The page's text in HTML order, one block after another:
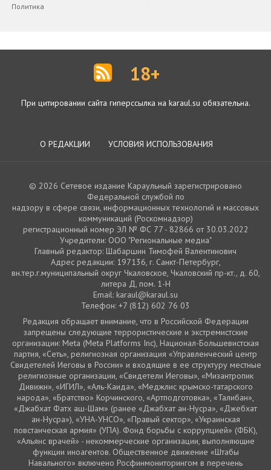
Политика
18+
При цитировании сайта гиперссылка на karaul.su обязательна.
О РЕДАКЦИИ УСЛОВИЯ ИСПОЛЬЗОВАНИЯ
© 2026 Сетевое издание Караульный зарегистрировано
Федеральной службой по
надзору в сфере связи, информационных технологий и массовых
коммуникаций (Роскомнадзор)
регистрационный номер ЭЛ № ФС 77 - 82866 от 30.03.2022
Учредители: ООО "Региональные медиа"
Главный редактор: Шабаршин Тимофей Валентинович
Адрес редакции: 197136, г. Санкт-Петербург,
вн.тер.г.муниципальный округ Чкаловское, Чкаловский пр-кт., д. 60,
литера Д, пом. 1-Н
Email: karaul@karaul.su
Телефон: +7 (812) 602 76 03
Редакция обращает внимание, что в Российской Федерации
запрещены следующие террористические и экстремистские
организации: Meta (Meta Platforms Inc), Национал-Большевистская
партия, «Сеть», религиозная организация «Управленческий центр
Свидетелей Иеговы в России» и входящие в ее структуру местные
религиозные организации, «Свидетели Иеговы», «Мизантропик
Дивижн», «ИГИЛ», «Аль-Каида», «Меджлис крымско-татарского
народа», «Братство» Корчинского, «Артподготовка», «Талибан»,
«Джабхат Фатх аш-Шам» (ранее «Джабхат ан-Нусра», «Джебхат
ан-Нусра»), «УНА-УНСО», «Правый сектор», «Украинская
повстанческая армия» (УПА). Фонд борьбы с коррупцией» (ФБК),
«Альянс врачей» - некоммерческие организации, выполняющие
функции иноагентов. Общественное движение «Штабы
Навального» включено Росфинмониторингом в перечень